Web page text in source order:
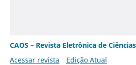
CAOS – Revista Eletrônica de
Acessar revista
Edição Atual